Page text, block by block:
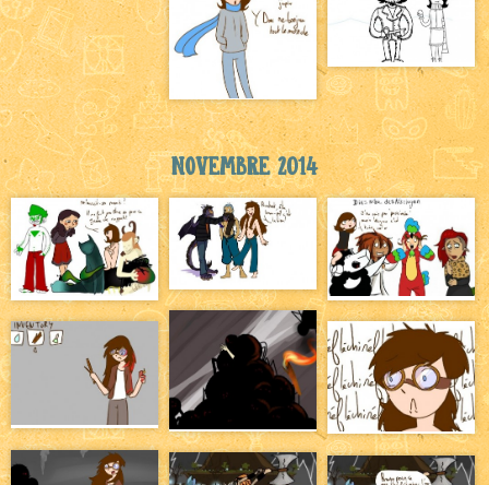
Novembre 2014